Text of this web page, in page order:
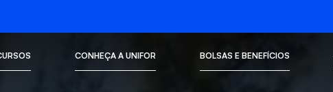
CONHEÇA A UNIFOR BOLSAS E BENEFÍCIOS